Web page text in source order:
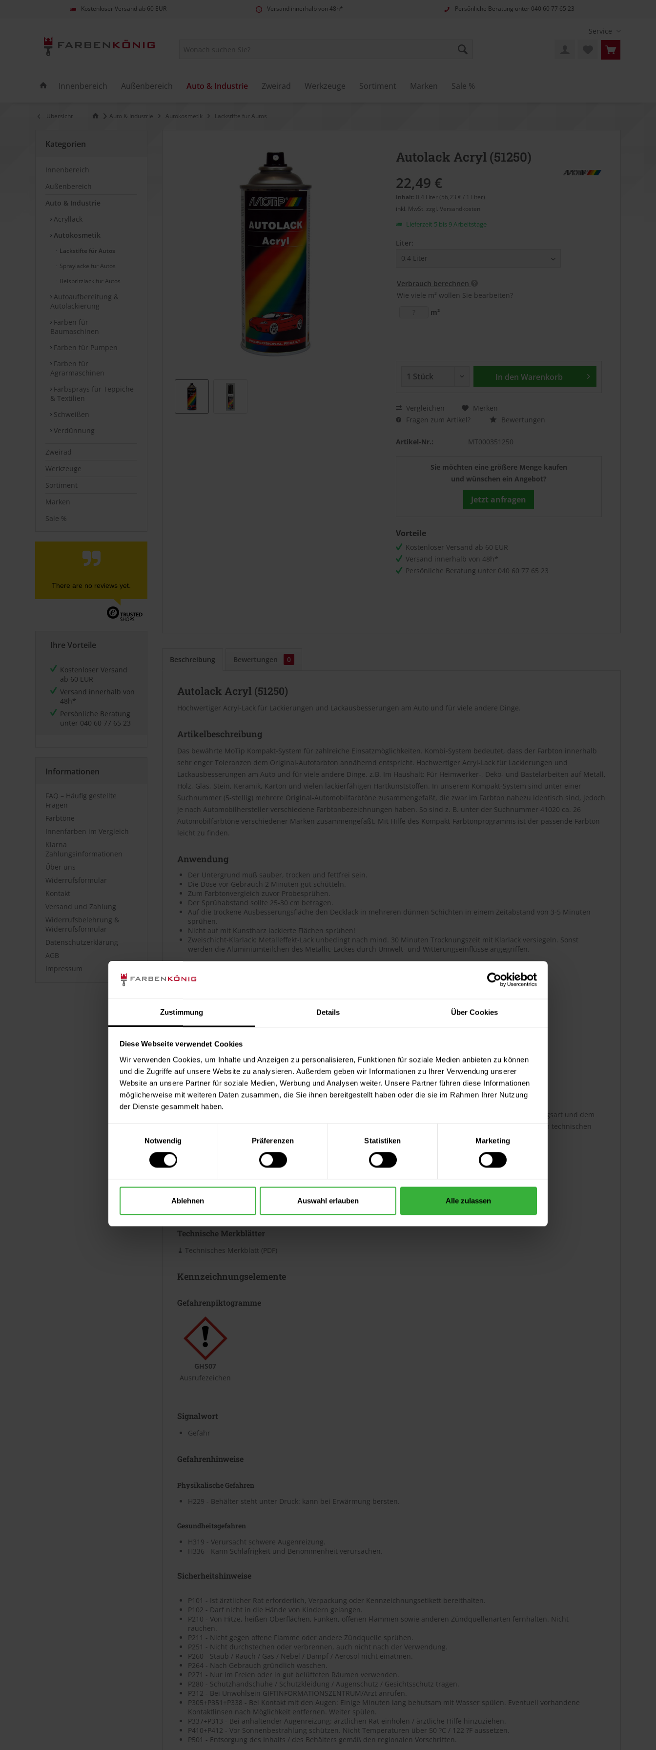
Zustimmung Details Über Cookies
Diese Webseite verwendet Cookies
Wir verwenden Cookies, um Inhalte und Anzeigen zu personalisieren, Funktionen für soziale Medien anbieten zu können
und die Zugriffe auf unsere Website zu analysieren. Außerdem geben wir Informationen zu Ihrer Verwendung unserer
Website an unsere Partner für soziale Medien, Werbung und Analysen weiter. Unsere Partner führen diese Informationen
möglicherweise mit weiteren Daten zusammen, die Sie ihnen bereitgestellt haben oder die sie im Rahmen Ihrer Nutzung
der Dienste gesammelt haben.
Notwendig
Präferenzen Statistiken Marketing
Ablehnen Auswahl erlauben Alle zulassen
Kostenloser Versand ab 60 EUR Versand innerhalb von 48h* Persönliche Beratung unter 040 60 77 65 23
Service
Innenbereich Außenbereich Auto & Industrie Zweirad Werkzeuge Sortiment Marken Sale %
Übersicht Auto & Industrie Autokosmetik Lackstifte für Autos
Kategorien
Innenbereich
Außenbereich
Auto & Industrie
Acryllack
Autokosmetik
Lackstifte für Autos
Spraylacke für Autos
Beispritzlack für Autos
Autoaufbereitung &
Autolackierung
Farben für
Baumaschinen
Farben für Pumpen
Farben für
Agrarmaschinen
Farbsprays für Teppiche
& Textilien
Schweißen
Verdünnung
Zweirad
Werkzeuge
Sortiment
Marken
Sale %
There are no reviews yet.
Ihre Vorteile
Kostenloser Versand
ab 60 EUR
Versand innerhalb von
48h*
Persönliche Beratung
unter 040 60 77 65 23
Informationen
FAQ – Häufig gestellte
Fragen
Farbtöne
Innenfarben im Vergleich
Klarna
Zahlungsinformationen
Über uns
Widerrufsformular
Kontakt
Versand und Zahlung
Widerrufsbelehrung &
Widerrufsformular
Datenschutzerklärung
AGB
Impressum
Autolack Acryl (51250)
22,49 €
Inhalt: 0.4 Liter (56,23 € / 1 Liter)
inkl. MwSt. zzgl. Versandkosten
Lieferzeit 5 bis 9 Arbeitstage
Liter:
Verbrauch berechnen
Wie viele m² wollen Sie bearbeiten?
m²
In den Warenkorb
Vergleichen
Merken
Fragen zum Artikel?
Bewertungen
Artikel-Nr.: MT000351250
Sie möchten eine größere Menge kaufen
und wünschen ein Angebot?
Jetzt anfragen
Vorteile
Kostenloser Versand ab 60 EUR
Versand innerhalb von 48h*
Persönliche Beratung unter 040 60 77 65 23
Beschreibung Bewertungen 0
Autolack Acryl (51250)
Hochwertiger Acryl-Lack für Lackierungen und Lackausbesserungen am Auto und für viele andere Dinge.
Artikelbeschreibung
Das bewährte MoTip Kompakt-System für zahlreiche Einsatzmöglichkeiten. Kombi-System bedeutet, dass der Farbton innerhalb
sehr enger Toleranzen dem Original-Autofarbton annähernd entspricht. Hochwertiger Acryl-Lack für Lackierungen und
Lackausbesserungen am Auto und für viele andere Dinge. z.B. Im Haushalt: Für Heimwerker-, Deko- und Bastelarbeiten auf Metall,
Holz, Glas, Stein, Keramik, Karton und vielen lackierfähigen Hartkunststoffen. In unserem Kompakt-System sind unter einer
Suchnummer (5-stellig) mehrere Original-Automobilfarbtöne zusammengefaßt, die zwar im Farbton nahezu identisch sind, jedoch
je nach Automobilhersteller verschiedene Farbtonbezeichnungen haben. So sind z. B. unter der Suchnummer 41020 ca. 26
Automobilfarbtöne verschiedener Marken zusammengefaßt. Mit Hilfe des Kompakt-Farbtonprogramms ist der passende Farbton
leicht zu finden.
Anwendung
Der Untergrund muß sauber, trocken und fettfrei sein.
Die Dose vor Gebrauch 2 Minuten gut schütteln.
Zum Farbtonvergleich zuvor Probesprühen.
Der Sprühabstand sollte 25-30 cm betragen.
Auf die trockene Ausbesserungsfläche den Decklack in mehreren dünnen Schichten in einem Zeitabstand von 3-5 Minuten
sprühen.
Nicht auf mit Kunstharz lackierte Flächen sprühen!
Zweischicht-Klarlack: Metalleffekt-Lack unbedingt nach mind. 30 Minuten Trocknungszeit mit Klarlack versiegeln. Sonst
werden die Aluminiumteilchen des Metallic-Lackes durch Umwelt- und Witterungseinflüsse angegriffen.
Artikeldetails
Sehr gute Deckkraft, ausgezeichnete Haftung, schnelltrocknend, dauerhafter Glanz
Hohe Oberflächenhärte bei gleichzeitig guter Elastizität
Guter Verlauf, glatte Oberfläche
Polierfähig, schmutzunempfindliche Oberfläche
Wetterfest, lichtecht, UV-beständig (vergilbungsfrei)
Kratz-, stoß- und schlagfest
Uni- sowie Metallic-Lacke werden durch den Überzug mit 2-Schicht-Klarlack bedingt benzinbeständig
Verbrauch
Die Reichweite beträgt laut Hersteller ca. 3,13 bis 4,37 m²/Liter. Der Verbrauch ist dabei abhängig von der Auftragsart und dem
Untergrund. Bei diesen Verbrauchszahlen handelt es sich um Richtwerte. Weitere Infos entnehmen Sie bitte dem technischen
Merkblatt.
Datenblätter & Dokumente
Sicherheitsdatenblätter
Technische Merkblätter
⤓ Technisches Merkblatt (PDF)
Kennzeichnungselemente
Gefahrenpiktogramme
GHS07
Ausrufezeichen
Signalwort
Gefahr
Gefahrenhinweise
Physikalische Gefahren
H229 - Behälter steht unter Druck: kann bei Erwärmung bersten.
Gesundheitsgefahren
H319 - Verursacht schwere Augenreizung.
H336 - Kann Schläfrigkeit und Benommenheit verursachen.
Sicherheitshinweise
P101 - Ist ärztlicher Rat erforderlich, Verpackung oder Kennzeichnungsetikett bereithalten.
P102 - Darf nicht in die Hände von Kindern gelangen.
P210 - Von Hitze, heißen Oberflächen, Funken, offenen Flammen sowie anderen Zündquellenarten fernhalten. Nicht
rauchen.
P211 - Nicht gegen offene Flamme oder andere Zündquelle sprühen.
P251 - Nicht durchstechen oder verbrennen, auch nicht nach der Verwendung.
P260 - Staub / Rauch / Gas / Nebel / Dampf / Aerosol nicht einatmen.
P264 - Nach Gebrauch gründlich waschen.
P271 - Nur im Freien oder in gut belüfteten Räumen verwenden.
P280 - Schutzhandschuhe / Schutzkleidung / Augenschutz / Gesichtsschutz tragen.
P312 - Bei Unwohlsein GIFTINFORMATIONSZENTRUM/Arzt anrufen.
P305+P351+P338 - Bei Kontakt mit den Augen: Einige Minuten lang behutsam mit Wasser spülen. Eventuell vorhandene
Kontaktlinsen nach Möglichkeit entfernen. Weiter spülen.
P337+P313 - Bei anhaltender Augenreizung: ärztlichen Rat einholen / ärztliche Hilfe hinzuziehen.
P410+P412 - Vor Sonnenbestrahlung schützen. Nicht Temperaturen über 50 ?C / 122 ?F aussetzen.
P501 - Entsorgung des Inhalts / des Behälters gemäß den regionalen Vorschriften.